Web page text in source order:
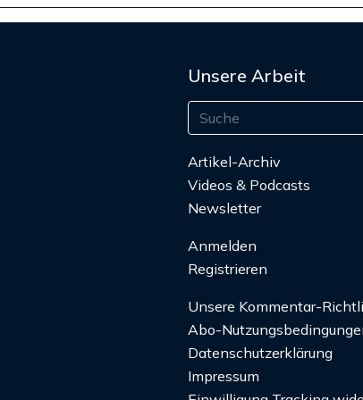
Unsere Arbeit
Artikel-Archiv
Videos & Podcasts
Newsletter
Anmelden
Registrieren
Unsere Kommentar-
Abo-
Datenschutzerklärung
Impressum